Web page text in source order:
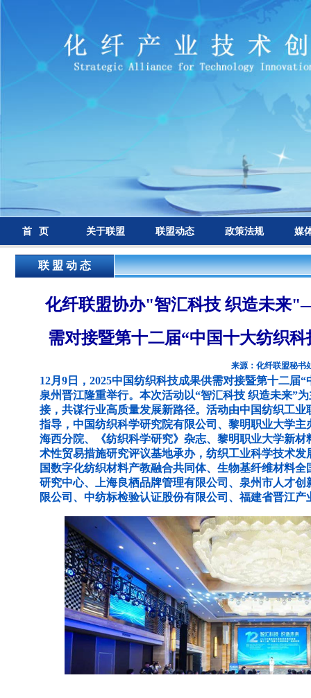
首 页 关于联盟 联盟动态 政策法规 媒
联 盟 动 态
化纤联盟协办"智汇科技 织造未来
需对接暨第十二届“中国十大纺织
来源：化纤联盟秘书
12月9日，2025中国纺织科技成果供需对接暨第十二届
泉州晋江隆重举行。本次活动以“智汇科技 织造未来”
接，共谋行业高质量发展新路径。活动由中国纺织工
指导，中国纺织科学研究院有限公司、黎明职业大学
海西分院、《纺织科学研究》杂志、黎明职业大学新
术性贸易措施研究评议基地承办，纺织工业科学技术
国数字化纺织材料产教融合共同体、生物基纤维材料
研究中心、上海良栖品牌管理有限公司、泉州市人才
限公司、中纺标检验认证股份有限公司、福建省晋江